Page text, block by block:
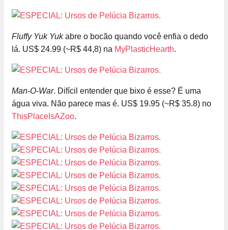
Fluffy Yuk Yukabre o bocão quando você enfia o dedo
lá. US$ 24.99 (~R$ 44,8) na MyPlasticHearth.
Man-O-War. Difícil entender que bixo é esse? É uma
água viva. Não parece mas é. US$ 19.95 (~R$ 35.8) no
ThisPlaceIsAZoo.